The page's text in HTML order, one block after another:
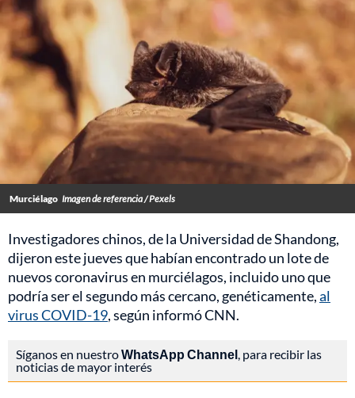
Murciélago Imagen de referencia / Pexels
Investigadores chinos, de la Universidad de Shandong,
dijeron este jueves que habían encontrado un lote de
nuevos coronavirus en murciélagos, incluido uno que
podría ser el segundo más cercano, genéticamente,al
virus COVID-19, según informó CNN.
Síganos en nuestroWhatsApp Channel, para recibir las
noticias de mayor interés